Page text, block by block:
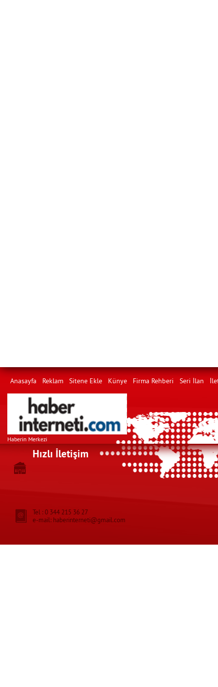
Anasayfa Reklam Sitene Ekle Künye Firma Rehberi Seri İlan
Haberin Merkezi
Hızlı İletişim
Tel : 0 344 215 36 27
e-mail: haberinterneti@gmail.com